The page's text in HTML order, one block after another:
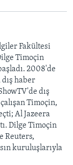
Fakültesi
Timoçin
2008'de
haber
dış
Timoçin,
Al Jazeera
Dilge Timoçin
Reuters,
kuruluşlarıyla